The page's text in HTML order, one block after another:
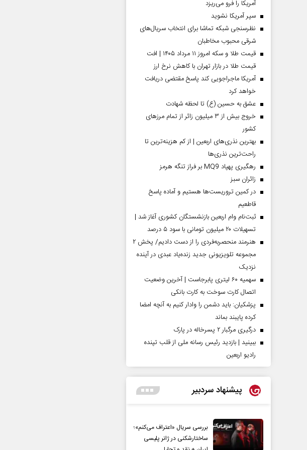
آمریکا را فرو می‌ریزد
سپر آمریکا نشوید
نظرسنجی شبکه تماشا برای انتخاب سریال‌های
شرقی محبوب مخاطبان
قیمت طلا و سکه امروز ۱۱ مرداد ۱۴۰۵ | افت
قیمت طلا در بازار تهران با کاهش نرخ ارز
آمریکا ماجراجویی کند پاسخ مقتضی دریافت
خواهد کرد
عشق به حسین (ع) تا لحظه شهادت
خروج بیش از ۳ میلیون زائر از تمام مرز‌های
کشور
بهترین نذری‌های اربعین | از کم هزینه‌ترین تا
راحت‌ترین نذری‌ها
رهگیری پهپاد MQ9 بر فراز تنگه هرمز
‌زائران سبز
در کمین تروریست‌ها هستیم و آماده پاسخ
قاطعیم
ثبت‌نام وام اربعین بازنشستگان کشوری آغاز شد |
تسهیلات ۲۰ میلیون تومانی با سود ۵ درصد
هنرمند منحصر‌به‌فردی را از دست دادیم/ پخش ۲
مجموعه تلویزیونی جدید زنده‌یاد عبدی در آینده
نزدیک
سهمیه ۶۰ لیتری پابرجاست | آخرین وضعیت
اتصال کارت سوخت به کارت بانکی
پزشکیان: باید دشمن را وادار کنیم به آنچه امضا
کرده پایبند بماند
درگیری مرگبار ۲ پسرخاله در پارک
ببینید | بازدید رئیس رسانه ملی از قلب تپنده
رادیو اربعین
پیشنهاد سردبیر
بررسی سریال «اعتراف می‌کنم»؛
ساختارشکنی در ژانر پلیسی